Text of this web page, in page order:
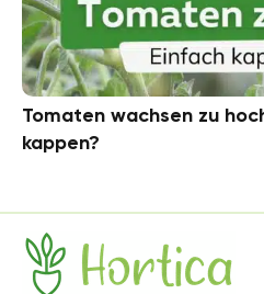
Tomaten wachsen zu
kappen?